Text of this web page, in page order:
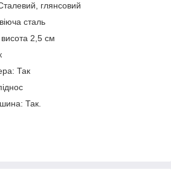
глянсовий
сталь
2,5 см
Так
Так.